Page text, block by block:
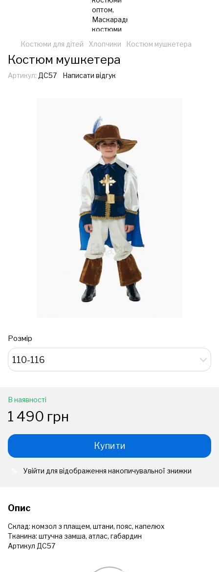
Костюми для дітей Хлопчики Костюм мушкетера
Костюм мушкетера
Артикул: ДС57 Написати відгук
Розмір
110-116
В наявності
1 490 грн
Купити
Увійти для відображення накопичувальної знижки
Опис
Склад: комзол з плащем, штани, пояс, капелюх
Тканина: штучна замша, атлас, габардин
Артикул ДС57